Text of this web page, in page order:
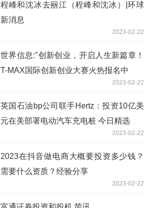
程峰和沈冰去丽江（程峰和沈冰）|环球
新消息
2023-02-22
世界信息:"创新创业，开启人生新篇章！
T-MAX国际创新创业大赛火热报名中
2023-02-22
英国石油bp公司联手Hertz：投资10亿美
元在美部署电动汽车充电桩 今日精选
2023-02-22
2023在抖音做电商大概要投资多少钱？
需要什么资质？经验分享
2023-02-22